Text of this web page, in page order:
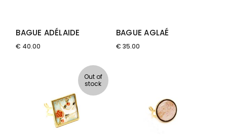
BAGUE ADÉLAIDE
€ 40.00
BAGUE AGLAÉ
€ 35.00
Out of
stock